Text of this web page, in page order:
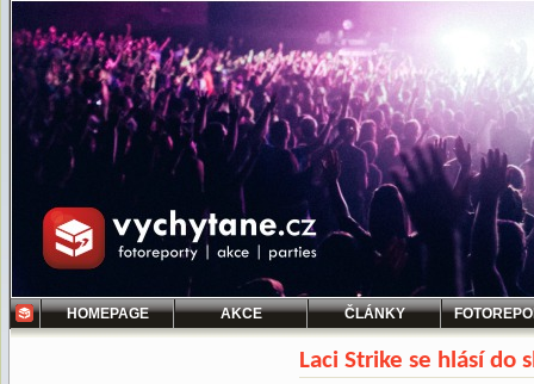
HOMEPAGE AKCE ČLÁNKY
Laci Strike se hlásí do